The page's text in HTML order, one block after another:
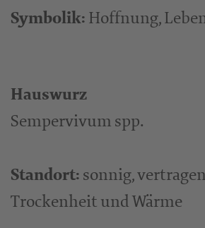
Symbolik:Hoffnung,
Hauswurz
Sempervivum spp.
Standort:sonnig,
Trockenheit und Wärme